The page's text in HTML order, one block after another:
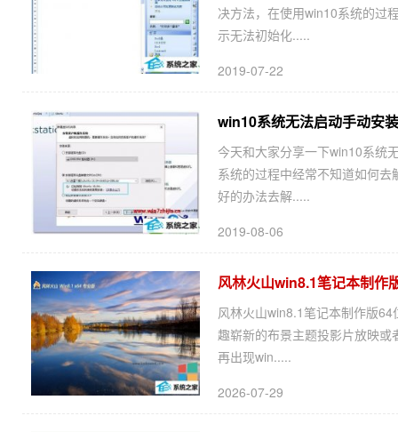
决方法，在使用win10系统的过
示无法初始化.....
2019-07-22
win10系统无法启动手动安
今天和大家分享一下win10系统
系统的过程中经常不知道如何
好的办法去解.....
2019-08-06
风林火山win8.1笔记本制作
风林火山win8.1笔记本制作版
趣崭新的布景主题投影片放映
再出现win.....
2026-07-29